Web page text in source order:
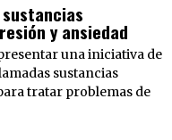
sustancias
y ansiedad
una iniciativa de
sustancias
tratar problemas de